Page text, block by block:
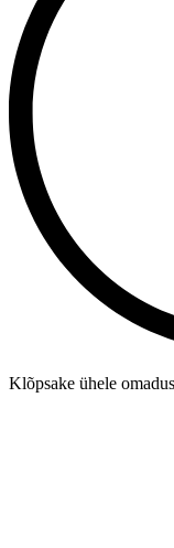
Klõpsake ühele